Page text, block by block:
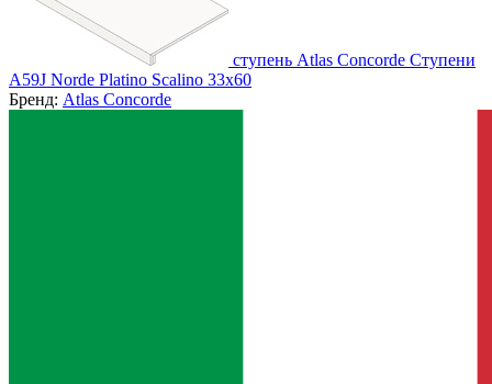
ступень Atlas Concorde Ступени
A59J Norde Platino Scalino 33x60
Бренд: Atlas Concorde